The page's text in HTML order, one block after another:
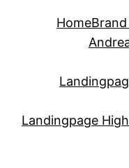
Home
Landingpage